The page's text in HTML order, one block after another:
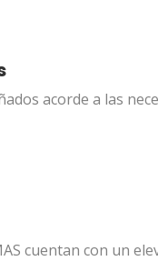
acorde a las
cuentan con un